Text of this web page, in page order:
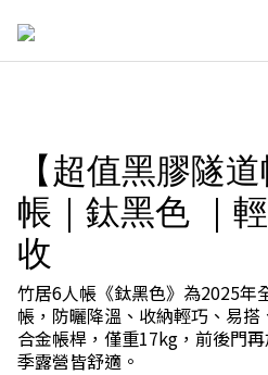
【超值黑膠隧
帳｜鈦黑色 ｜
收
竹居6人帳《鈦黑色》為2025年
帳，防曬降溫、收納輕巧、易
合金帳桿，僅重17kg，前後門
季露營皆舒適。